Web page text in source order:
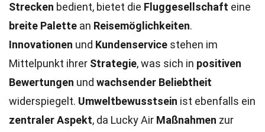
Strecken bedient, bietet die Fluggesellschaft eine
breite Palette an Reisemöglichkeiten.
Innovationen und Kundenservice stehen im
Mittelpunkt ihrer Strategie, was sich in positiven
Bewertungen und wachsender Beliebtheit
widerspiegelt. Umweltbewusstsein ist ebenfalls ein
zentraler Aspekt, da Lucky Air Maßnahmen zur